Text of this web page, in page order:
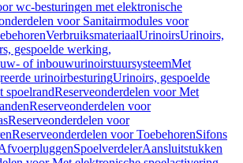
wc-besturingen met elektronische
voor Sanitairmodules voor
VerbruiksmateriaalUrinoirsUrinoirs,
gespoelde werking,
of inbouwurinoirstuursysteemMet
urinoirbesturingUrinoirs, gespoelde
spoelrandReserveonderdelen voor Met
Reserveonderdelen voor
Reserveonderdelen voor
Reserveonderdelen voor ToebehorenSifons
SpoelverdelerAansluitstukken